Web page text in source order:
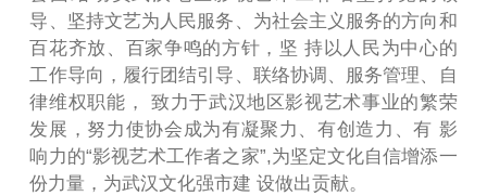
导、坚持文艺为人民服务、为社会主义服务的方向和
百花齐放、百家争鸣的方针，坚 持以人民为中心的
工作导向，履行团结引导、联络协调、服务管理、自
律维权职能， 致力于武汉地区影视艺术事业的繁荣
发展，努力使协会成为有凝聚力、有创造力、有 影
响力的“影视艺术工作者之家”,为坚定文化自信增添一
份力量，为武汉文化强市建 设做出贡献。